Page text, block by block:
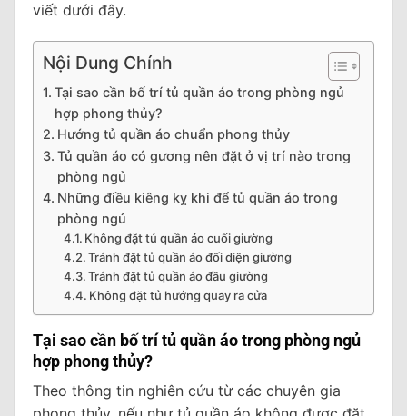
viết dưới đây.
Nội Dung Chính
Tại sao cần bố trí tủ quần áo trong phòng ngủ
hợp phong thủy?
Hướng tủ quần áo chuẩn phong thủy
Tủ quần áo có gương nên đặt ở vị trí nào trong
phòng ngủ
Những điều kiêng kỵ khi để tủ quần áo trong
phòng ngủ
Không đặt tủ quần áo cuối giường
Tránh đặt tủ quần áo đối diện giường
Tránh đặt tủ quần áo đầu giường
Không đặt tủ hướng quay ra cửa
Tại sao cần bố trí tủ quần áo trong phòng ngủ
hợp phong thủy?
Theo thông tin nghiên cứu từ các chuyên gia